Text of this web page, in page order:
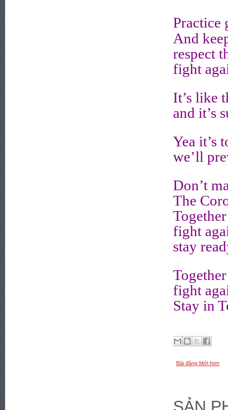
Practice
And
respect
fight
It’s like
and it’s
Yea it’s
we’ll
Don’t
The
fight
stay
fight
Stay in
Bài đăng Mới hơn
SẢN